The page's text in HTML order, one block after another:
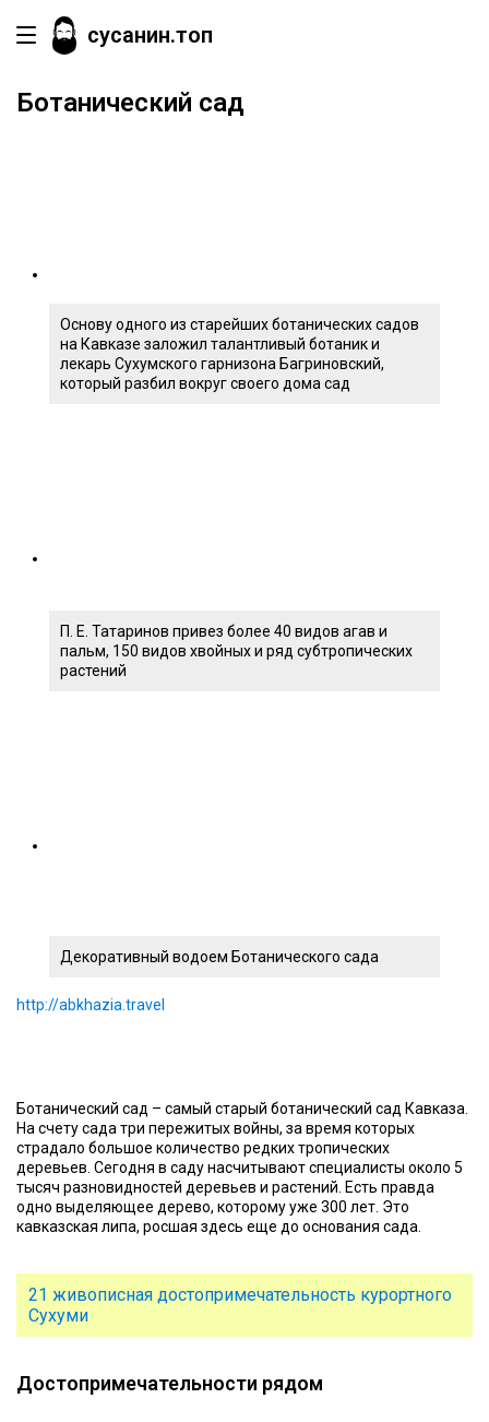
сусанин.топ
Ботанический сад
Основу одного из старейших ботанических садов
на Кавказе заложил талантливый ботаник и
лекарь Сухумского гарнизона Багриновский,
который разбил вокруг своего дома сад
П. Е. Татаринов привез более 40 видов агав и
пальм, 150 видов хвойных и ряд субтропических
растений
Декоративный водоем Ботанического сада
http://abkhazia.travel
Ботанический сад – самый старый ботанический сад Кавказа.
На счету сада три пережитых войны, за время которых
страдало большое количество редких тропических
деревьев. Сегодня в саду насчитывают специалисты около 5
тысяч разновидностей деревьев и растений. Есть правда
одно выделяющее дерево, которому уже 300 лет. Это
кавказская липа, росшая здесь еще до основания сада.
21 живописная достопримечательность курортного
Сухуми
Достопримечательности рядом